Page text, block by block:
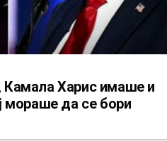
Харис имаше и
мораше да се бори